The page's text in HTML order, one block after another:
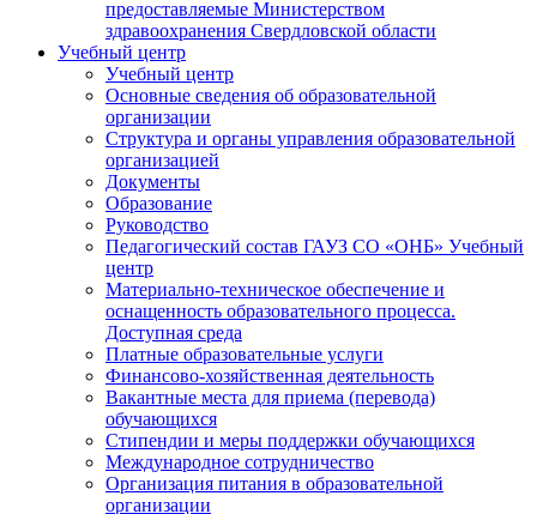
предоставляемые Министерством
здравоохранения Свердловской области
Учебный центр
Учебный центр
Основные сведения об образовательной
организации
Структура и органы управления образовательной
организацией
Документы
Образование
Руководство
Педагогический состав ГАУЗ СО «ОНБ» Учебный
центр
Материально-техническое обеспечение и
оснащенность образовательного процесса.
Доступная среда
Платные образовательные услуги
Финансово-хозяйственная деятельность
Вакантные места для приема (перевода)
обучающихся
Стипендии и меры поддержки обучающихся
Международное сотрудничество
Организация питания в образовательной
организации